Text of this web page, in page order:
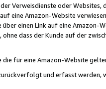
Verweisdienste oder Websites,
eine Amazon-Website
einen Link auf eine
dass der Kunde auf der
für eine Amazon-Website
und erfasst werden,